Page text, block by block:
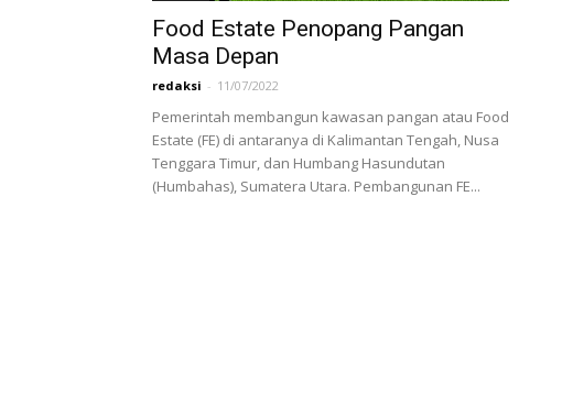
Food Estate Penopang Pangan
Masa Depan
redaksi - 11/07/2022
Pemerintah membangun kawasan pangan atau Food
Estate (FE) di antaranya di Kalimantan Tengah, Nusa
Tenggara Timur, dan Humbang Hasundutan
(Humbahas), Sumatera Utara. Pembangunan FE...